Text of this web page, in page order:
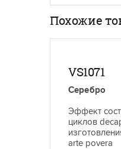
Похожие
VS1071
Серебро
Эффект
циклов
arte povera